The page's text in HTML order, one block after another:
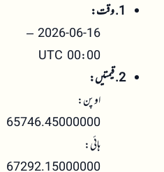
1. وقت:
2026-06-16 –
00:00 UTC
2. قیمتیں:
اوپن:
65746.45000000
ہائی:
67292.15000000